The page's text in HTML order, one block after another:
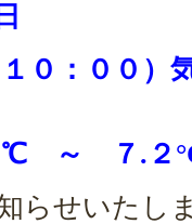
：００）
℃ ～ ７.２
らせいたし